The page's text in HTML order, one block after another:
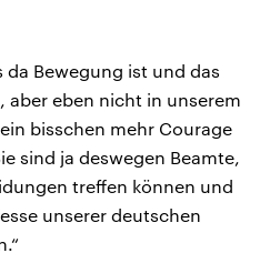
da Bewegung ist und das
aber eben nicht in unserem
bisschen mehr Courage
sind ja deswegen Beamte,
treffen können und
unserer deutschen